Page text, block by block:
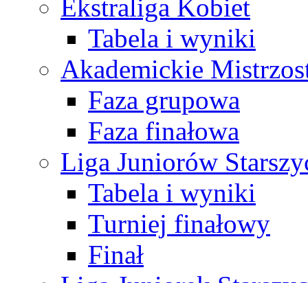
Ekstraliga Kobiet
Tabela i wyniki
Akademickie
Faza grupowa
Faza finałowa
Liga Juniorów
Tabela i wyniki
Turniej finałowy
Finał